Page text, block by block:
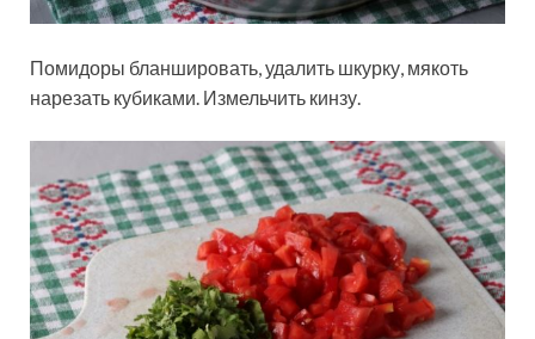
Помидоры бланшировать, удалить шкурку, мякоть
нарезать кубиками. Измельчить кинзу.